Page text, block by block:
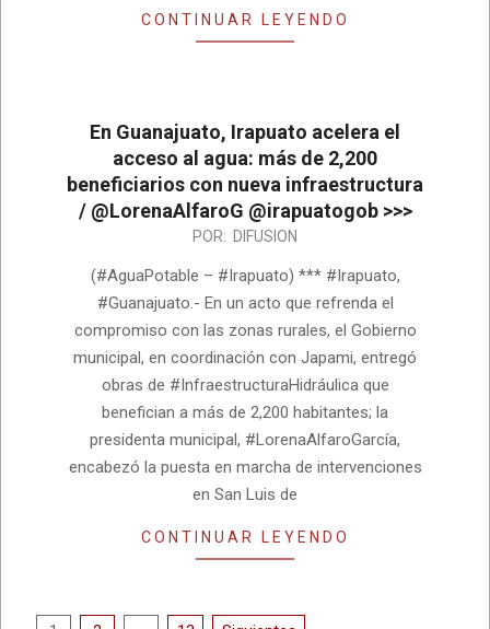
CONTINUAR LEYENDO
En Guanajuato, Irapuato acelera el
acceso al agua: más de 2,200
beneficiarios con nueva infraestructura
/ @LorenaAlfaroG @irapuatogob >>>
POR: DIFUSION
(#AguaPotable – #Irapuato) *** #Irapuato,
#Guanajuato.- En un acto que refrenda el
compromiso con las zonas rurales, el Gobierno
municipal, en coordinación con Japami, entregó
obras de #InfraestructuraHidráulica que
benefician a más de 2,200 habitantes; la
presidenta municipal, #LorenaAlfaroGarcía,
encabezó la puesta en marcha de intervenciones
en San Luis de
CONTINUAR LEYENDO